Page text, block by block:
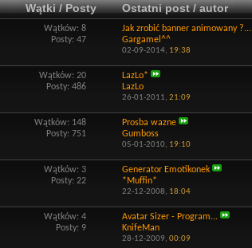
Wątki / Posty Ostatni post / autor
Wątków: 8
Posty: 47
Jak zrobić banner animowany ?...
Gargamel^^
02-09-2014, 19:38
Wątków: 20
Posty: 486
LazLo*
LazLo
26-01-2011, 21:09
Wątków: 148
Posty: 751
Prosba wazne
Gumboss
05-01-2010, 19:10
Wątków: 3
Posty: 22
Generator Emotikonek
*Muffin*
22-12-2008, 18:04
Wątków: 4
Posty: 9
Avatar Sizer - Program...
KnifeMan
28-12-2009, 00:09